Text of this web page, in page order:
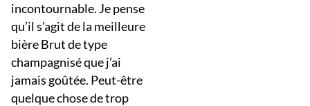
incontournable. Je pense
qu’il s’agit de la meilleure
bière Brut de type
champagnisé que j’ai
jamais goûtée. Peut-être
quelque chose de trop